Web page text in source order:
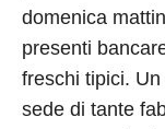
domenica
presenti
freschi tipici.
sede di tante